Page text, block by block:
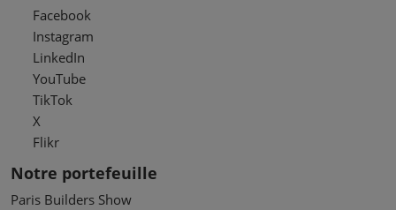
Facebook
Instagram
LinkedIn
YouTube
TikTok
X
Flikr
Notre portefeuille
Paris Builders Show